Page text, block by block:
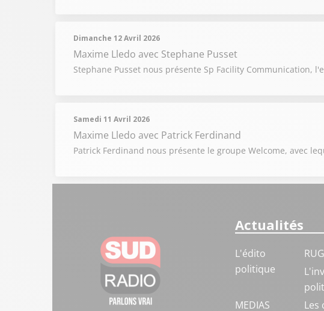
Dimanche 12 Avril 2026
Maxime Lledo avec Stephane Pusset
Stephane Pusset nous présente Sp Facility Communication,
Samedi 11 Avril 2026
Maxime Lledo avec Patrick Ferdinand
Patrick Ferdinand nous présente le groupe Welcome, avec
Actualités
L'édito
politique
MEDIAS
Les